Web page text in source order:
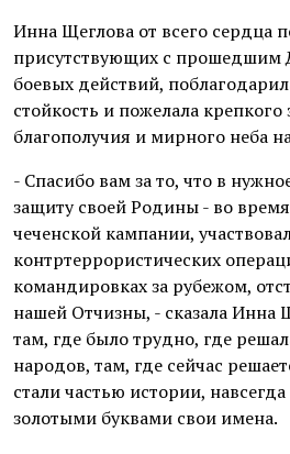
Инна Щеглова от всего сердца
присутствующих с прошедшим
боевых действий,
стойкость и пожелала
благополучия и мирного неба
- Спасибо вам за то, что в
защиту своей Родины - во
чеченской кампании,
контртеррористических
командировках за рубежом,
нашей Отчизны, - сказала Инна
там, где было трудно, где
народов, там, где сейчас
стали частью истории,
золотыми буквами свои имена.